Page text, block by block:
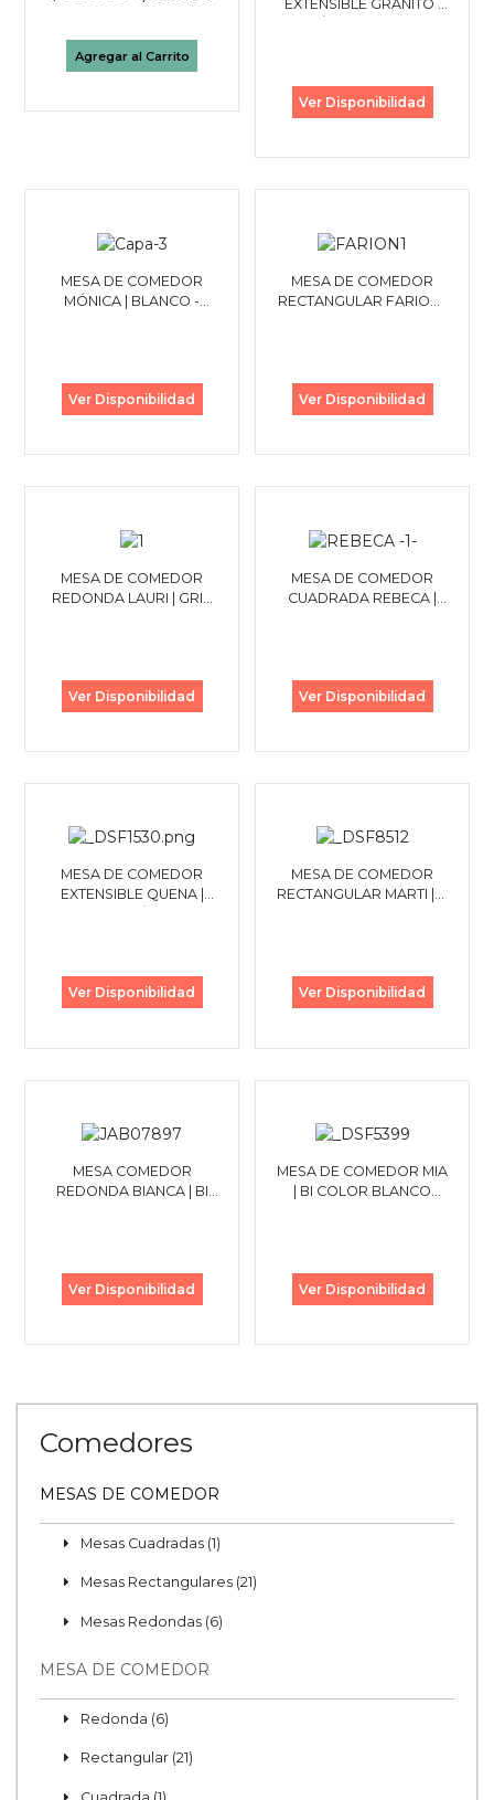
Agregar al Carrito
EXTENSIBLE GRANITO |
Ver Disponibilidad
MESA DE COMEDOR
MÓNICA | BLANCO -
Ver Disponibilidad
MESA DE COMEDOR
RECTANGULAR FARION |
Ver Disponibilidad
MESA DE COMEDOR
REDONDA LAURI | GRIS
Ver Disponibilidad
MESA DE COMEDOR
CUADRADA REBECA |
Ver Disponibilidad
MESA DE COMEDOR
EXTENSIBLE QUENA |
Ver Disponibilidad
MESA DE COMEDOR
RECTANGULAR MARTI |BI
Ver Disponibilidad
MESA COMEDOR
REDONDA BIANCA | BI
Ver Disponibilidad
MESA DE COMEDOR MIA
| BI COLOR BLANCO
Ver Disponibilidad
Comedores
MESAS DE COMEDOR
Mesas Cuadradas (1)
Mesas Rectangulares (21)
Mesas Redondas (6)
MESA DE COMEDOR
Redonda (6)
Rectangular (21)